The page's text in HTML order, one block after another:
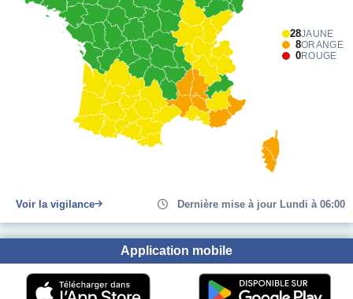
28JAUNE
8ORANGE
0ROUGE
Voir la vigilance Dernière mise à jour Lundi à 06:00
Application mobile